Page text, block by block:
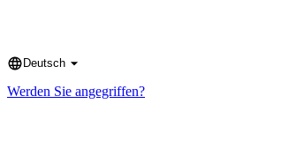
Language
Deutsch
Werden Sie angegriffen?